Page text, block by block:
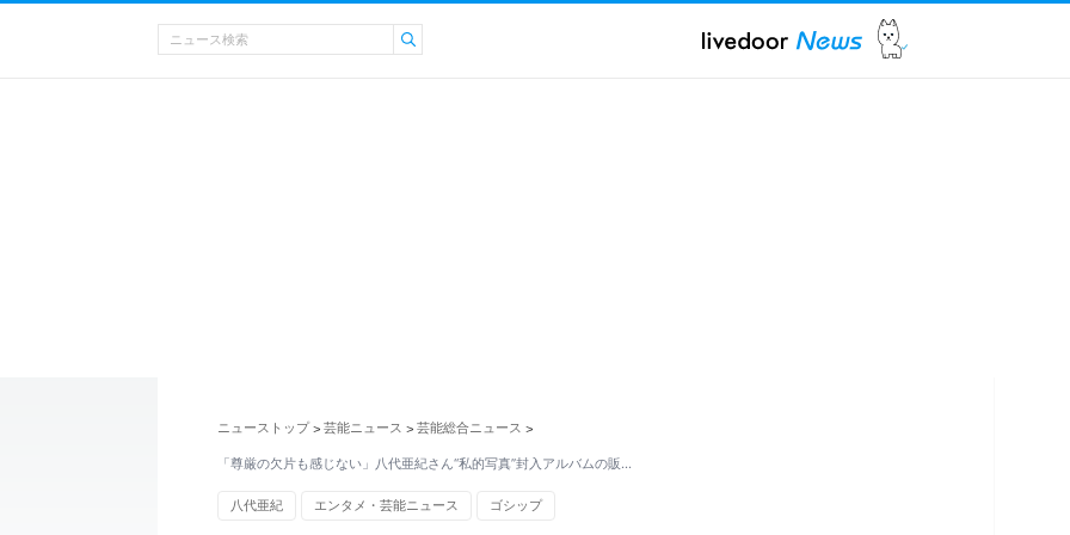
ニューストップ > 芸能ニュース > 芸能総合ニュース >
「尊厳の欠片も感じない」八代亜紀さん“私的写真”封入アルバムの販…
八代亜紀 エンタメ・芸能ニュース ゴシップ